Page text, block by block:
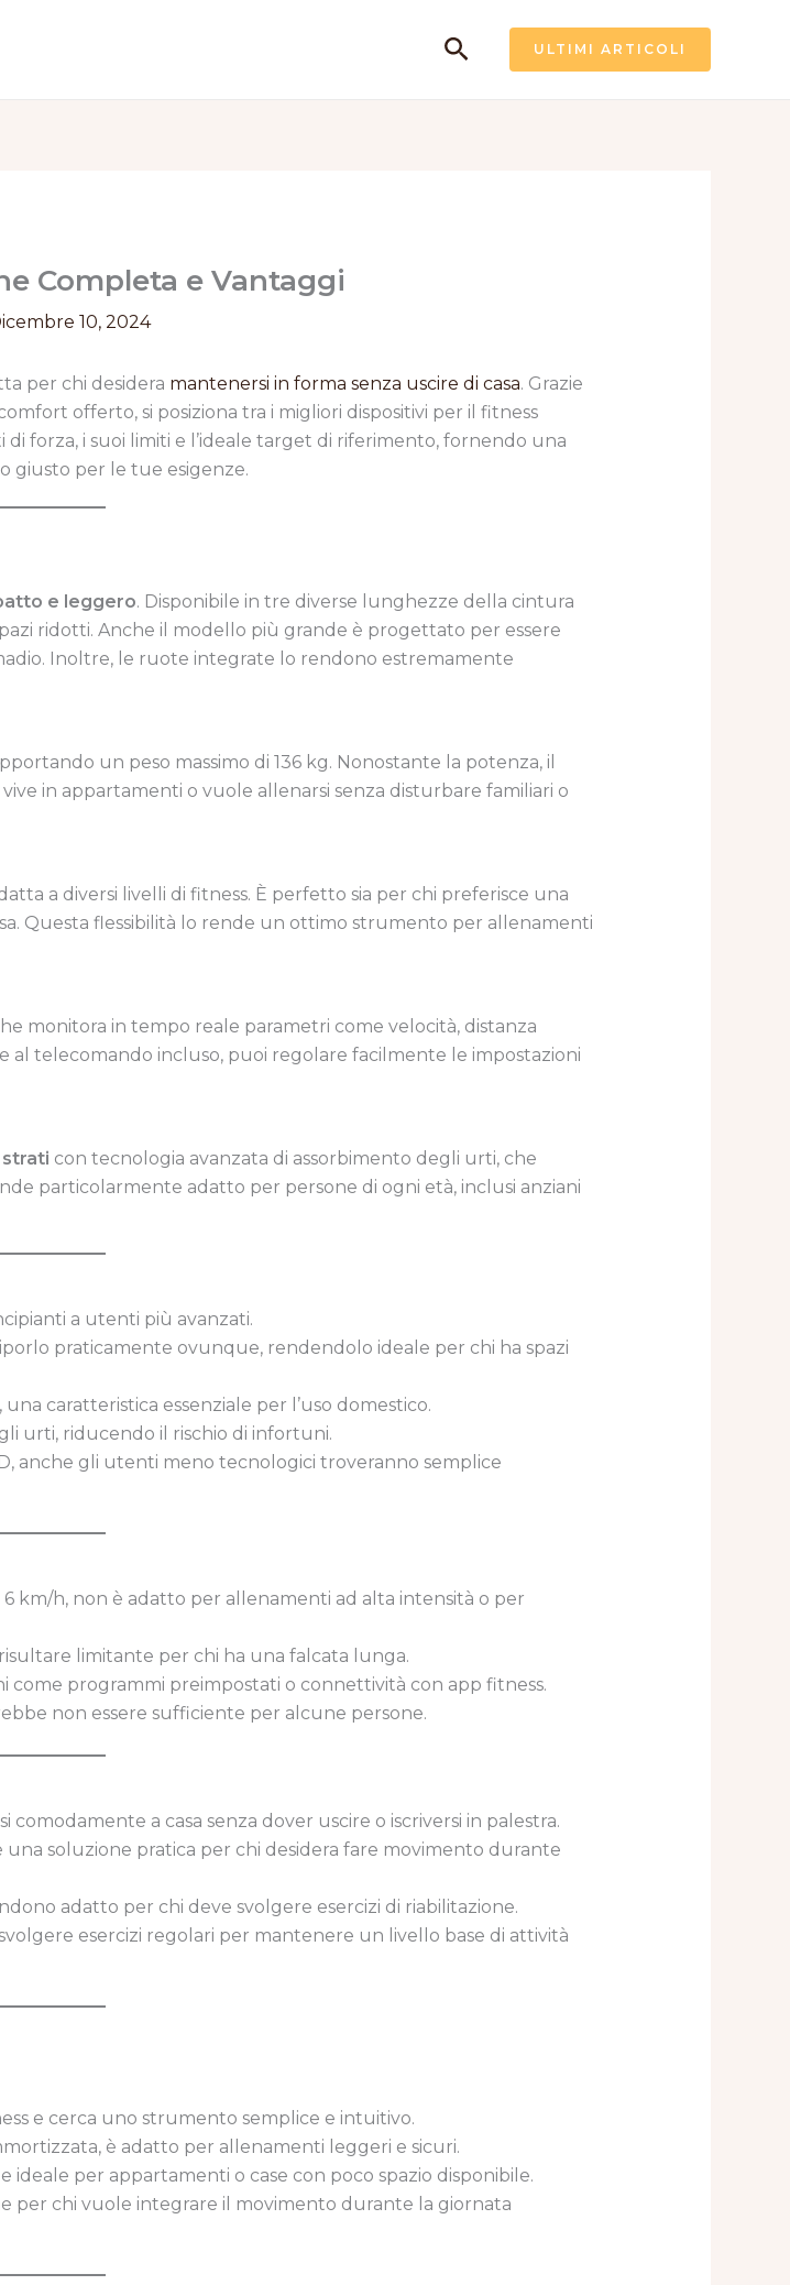
Cerca ULTIMI ARTICOLI
Completa e Vantaggi
10, 2024
per chi desidera mantenersi in forma senza uscire di casa. Grazie
offerto, si posiziona tra i migliori dispositivi per il fitness
forza, i suoi limiti e l’ideale target di riferimento, fornendo una
giusto per le tue esigenze.
e leggero. Disponibile in tre diverse lunghezze della cintura
ridotti. Anche il modello più grande è progettato per essere
Inoltre, le ruote integrate lo rendono estremamente
un peso massimo di 136 kg. Nonostante la potenza, il
vive in appartamenti o vuole allenarsi senza disturbare familiari o
a diversi livelli di fitness. È perfetto sia per chi preferisce una
Questa flessibilità lo rende un ottimo strumento per allenamenti
monitora in tempo reale parametri come velocità, distanza
al telecomando incluso, puoi regolare facilmente le impostazioni
strati con tecnologia avanzata di assorbimento degli urti, che
particolarmente adatto per persone di ogni età, inclusi anziani
a utenti più avanzati.
praticamente ovunque, rendendolo ideale per chi ha spazi
caratteristica essenziale per l’uso domestico.
urti, riducendo il rischio di infortuni.
anche gli utenti meno tecnologici troveranno semplice
6 km/h, non è adatto per allenamenti ad alta intensità o per
limitante per chi ha una falcata lunga.
come programmi preimpostati o connettività con app fitness.
non essere sufficiente per alcune persone.
a casa senza dover uscire o iscriversi in palestra.
una soluzione pratica per chi desidera fare movimento durante
adatto per chi deve svolgere esercizi di riabilitazione.
esercizi regolari per mantenere un livello base di attività
e cerca uno strumento semplice e intuitivo.
è adatto per allenamenti leggeri e sicuri.
ideale per appartamenti o case con poco spazio disponibile.
per chi vuole integrare il movimento durante la giornata